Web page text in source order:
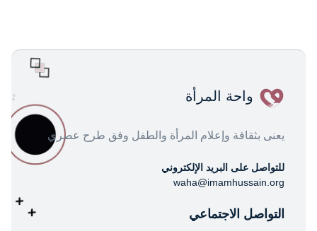
واحة المرأة
يعنى بثقافة وإعلام المرأة والطفل وفق طرح عصري
للتواصل على البريد الإلكتروني
waha@imamhussain.org
التواصل الاجتماعي